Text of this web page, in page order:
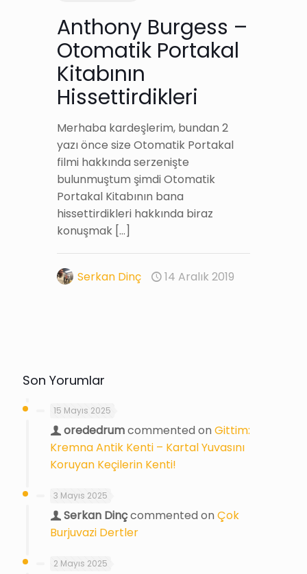
Anthony Burgess –
Otomatik Portakal
Kitabının
Hissettirdikleri
Merhaba kardeşlerim, bundan 2
yazı önce size Otomatik Portakal
filmi hakkında serzenişte
bulunmuştum şimdi Otomatik
Portakal Kitabının bana
hissettirdikleri hakkında biraz
konuşmak […]
Serkan Dinç 14 Aralık 2019
Son Yorumlar
15 Mayıs 2025
orededrumcommented on Gittim:
Kremna Antik Kenti – Kartal Yuvasını
Koruyan Keçilerin Kenti!
3 Mayıs 2025
Serkan Dinçcommented on Çok
Burjuvazi Dertler
2 Mayıs 2025